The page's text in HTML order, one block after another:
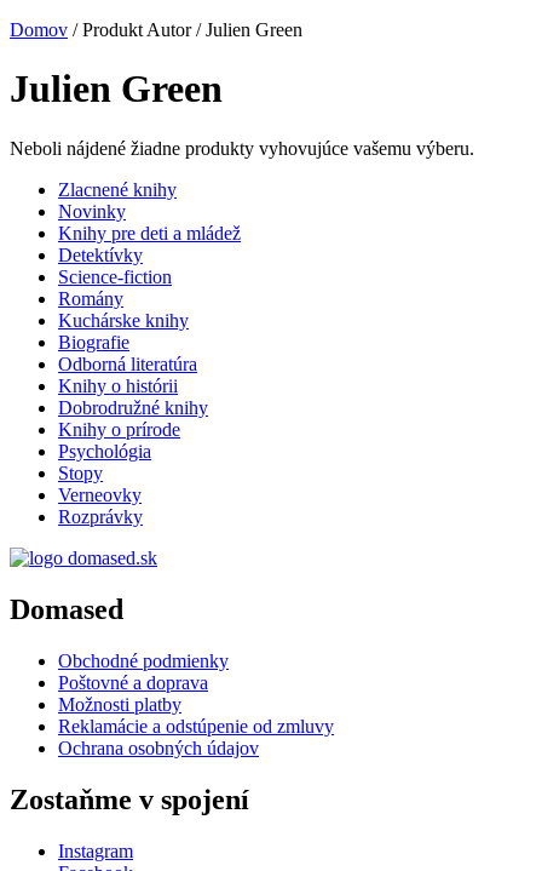
Domov / Produkt Autor / Julien Green
Julien Green
Neboli nájdené žiadne produkty vyhovujúce vašemu výberu.
Zlacnené knihy
Novinky
Knihy pre deti a mládež
Detektívky
Science-fiction
Romány
Kuchárske knihy
Biografie
Odborná literatúra
Knihy o histórii
Dobrodružné knihy
Knihy o prírode
Psychológia
Stopy
Verneovky
Rozprávky
Domased
Obchodné podmienky
Poštovné a doprava
Možnosti platby
Reklamácie a odstúpenie od zmluvy
Ochrana osobných údajov
Zostaňme v spojení
Instagram